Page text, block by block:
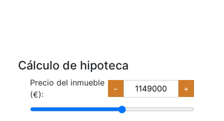
Cálculo de hipoteca
Precio del inmueble
(€):
− +